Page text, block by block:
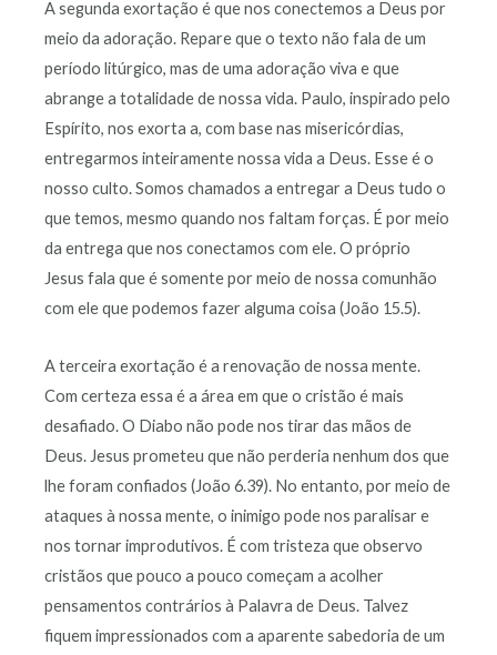
A segunda exortação é que nos conectemos a Deus por
meio da adoração. Repare que o texto não fala de um
período litúrgico, mas de uma adoração viva e que
abrange a totalidade de nossa vida. Paulo, inspirado pelo
Espírito, nos exorta a, com base nas misericórdias,
entregarmos inteiramente nossa vida a Deus. Esse é o
nosso culto. Somos chamados a entregar a Deus tudo o
que temos, mesmo quando nos faltam forças. É por meio
da entrega que nos conectamos com ele. O próprio
Jesus fala que é somente por meio de nossa comunhão
com ele que podemos fazer alguma coisa (João 15.5).
A terceira exortação é a renovação de nossa mente.
Com certeza essa é a área em que o cristão é mais
desafiado. O Diabo não pode nos tirar das mãos de
Deus. Jesus prometeu que não perderia nenhum dos que
lhe foram confiados (João 6.39). No entanto, por meio de
ataques à nossa mente, o inimigo pode nos paralisar e
nos tornar improdutivos. É com tristeza que observo
cristãos que pouco a pouco começam a acolher
pensamentos contrários à Palavra de Deus. Talvez
fiquem impressionados com a aparente sabedoria de um